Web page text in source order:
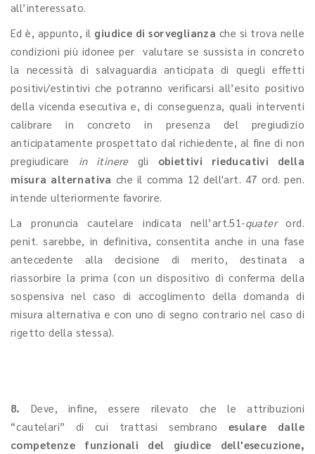
all’interessato.
Ed è, appunto, il giudice di sorveglianza che si trova nelle
condizioni più idonee per valutare se sussista in concreto
la necessità di salvaguardia anticipata di quegli effetti
positivi/estintivi che potranno verificarsi all’esito positivo
della vicenda esecutiva e, di conseguenza, quali interventi
calibrare in concreto in presenza del pregiudizio
anticipatamente prospettato dal richiedente, al fine di non
pregiudicare in itinere gli obiettivi rieducativi della
misura alternativa che il comma 12 dell'art. 47 ord. pen.
intende ulteriormente favorire.
La pronuncia cautelare indicata nell’art.51-quaterord.
penit. sarebbe, in definitiva, consentita anche in una fase
antecedente alla decisione di merito, destinata a
riassorbire la prima (con un dispositivo di conferma della
sospensiva nel caso di accoglimento della domanda di
misura alternativa e con uno di segno contrario nel caso di
rigetto della stessa).
8. Deve, infine, essere rilevato che le attribuzioni
“cautelari” di cui trattasi sembrano esulare dalle
competenze funzionali del giudice dell'esecuzione,